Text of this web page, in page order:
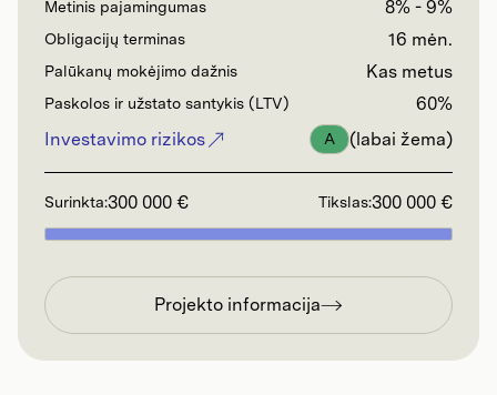
Metinis pajamingumas 8% - 9%
Obligacijų terminas 16 mėn.
Palūkanų mokėjimo dažnis Kas metus
Paskolos ir užstato santykis (LTV)
60%
Investavimo rizikos
A (labai žema)
Surinkta:300 000 € Tikslas:300 000 €
Projekto informacija